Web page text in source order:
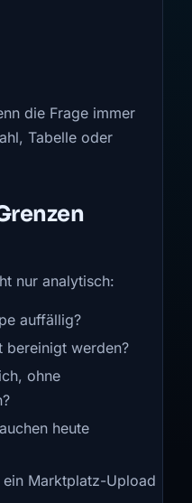
die Frage immer
Tabelle oder
nur analytisch:
auffällig?
bereinigt werden?
ohne
heute
Marktplatz-Upload